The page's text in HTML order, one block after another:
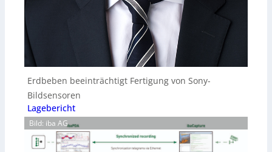
Erdbeben beeinträchtigt Fertigung von Sony-
Bildsensoren
Lagebericht
Bild: iba AG